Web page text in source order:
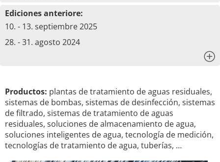
Ediciones anteriore:
10. - 13. septiembre 2025
28. - 31. agosto 2024
Productos: plantas de tratamiento de aguas residuales,
sistemas de bombas, sistemas de desinfección, sistemas
de filtrado, sistemas de tratamiento de aguas
residuales, soluciones de almacenamiento de agua,
soluciones inteligentes de agua, tecnología de medición,
tecnologías de tratamiento de agua, tuberías, …